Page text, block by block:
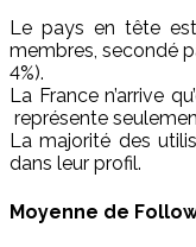
Le pays en tête
membres, secondé
4%).
La France n’arrive
représente
La majorité des
dans leur profil.
Moyenne de